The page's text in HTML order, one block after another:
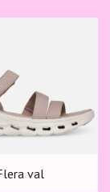
val